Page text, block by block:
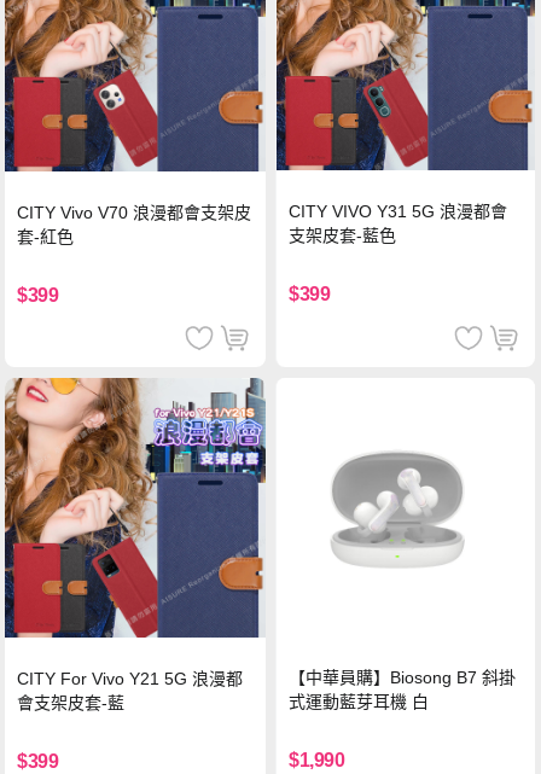
CITY Vivo V70 浪漫都會支架皮
套-紅色
$399
CITY VIVO Y31 5G 浪漫都會
支架皮套-藍色
$399
CITY For Vivo Y21 5G 浪漫都
會支架皮套-藍
$399
【中華員購】Biosong B7 斜掛
式運動藍芽耳機 白
$1,990